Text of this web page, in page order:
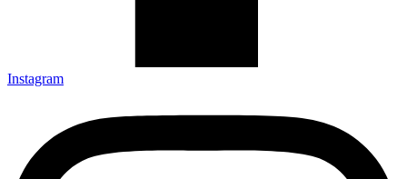
Instagram